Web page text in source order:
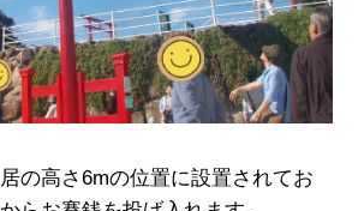
の高さ6mの位置に設置されてお